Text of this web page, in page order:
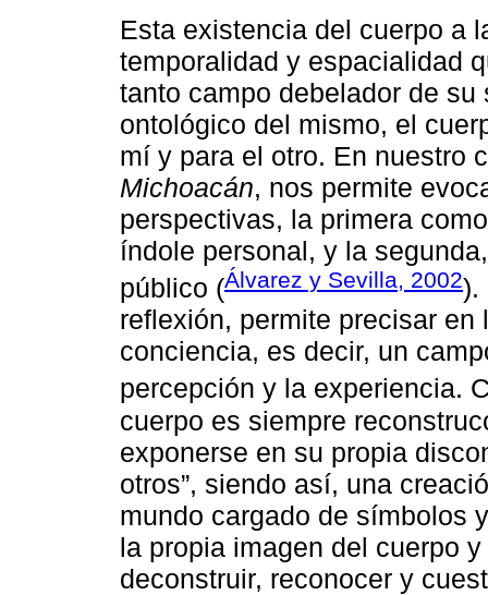
Esta existencia del cuerpo a
temporalidad y espacialidad
tanto campo debelador de
ontológico del mismo, el
mí y para el otro. En nuestro
Michoacán, nos permite
perspectivas, la primera
índole personal, y la
público (Álvarez y Sevilla, 2002).
reflexión, permite precisar
conciencia, es decir, un
percepción y la experiencia.
cuerpo es siempre
exponerse en su propia
otros”, siendo así, una
mundo cargado de símbolos
la propia imagen del cuerpo
deconstruir, reconocer y